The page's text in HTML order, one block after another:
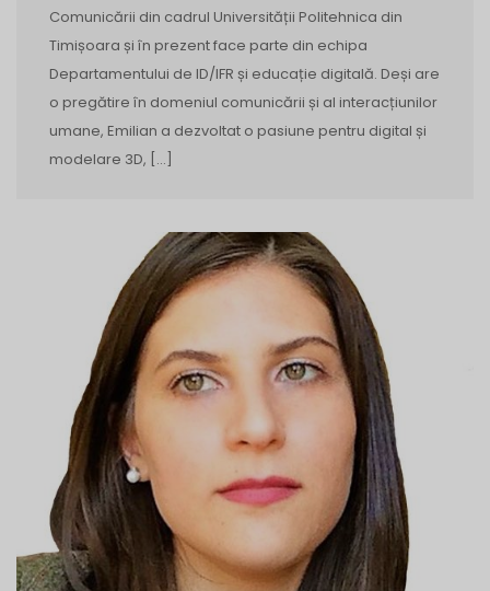
Comunicării din cadrul Universității Politehnica din
Timișoara și în prezent face parte din echipa
Departamentului de ID/IFR și educație digitală. Deși are
o pregătire în domeniul comunicării și al interacțiunilor
umane, Emilian a dezvoltat o pasiune pentru digital și
modelare 3D, […]